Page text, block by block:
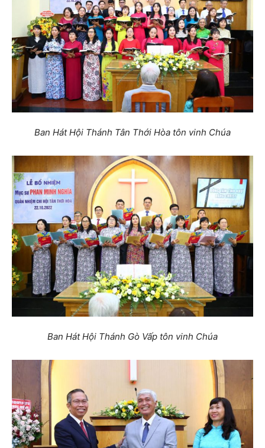
Ban Hát Hội Thánh Tân Thới Hòa tôn vinh Chúa
Ban Hát Hội Thánh Gò Vấp tôn vinh Chúa